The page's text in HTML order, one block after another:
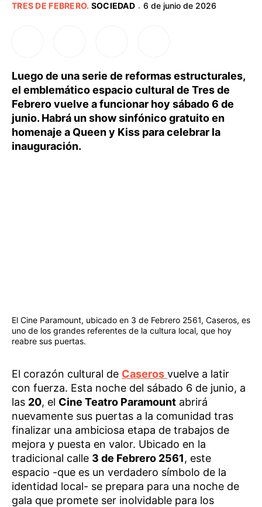
TRES DE FEBRERO. SOCIEDAD · 6 de junio de 2026
Luego de una serie de reformas estructurales,
el emblemático espacio cultural de Tres de
Febrero vuelve a funcionar hoy sábado 6 de
junio. Habrá un show sinfónico gratuito en
homenaje a Queen y Kiss para celebrar la
inauguración.
El Cine Paramount, ubicado en 3 de Febrero 2561, Caseros, es
uno de los grandes referentes de la cultura local, que hoy
reabre sus puertas.
El corazón cultural de Caseros vuelve a latir
con fuerza. Esta noche del sábado 6 de junio, a
las 20, el Cine Teatro Paramount abrirá
nuevamente sus puertas a la comunidad tras
finalizar una ambiciosa etapa de trabajos de
mejora y puesta en valor. Ubicado en la
tradicional calle 3 de Febrero 2561, este
espacio -que es un verdadero símbolo de la
identidad local- se prepara para una noche de
gala que promete ser inolvidable para los